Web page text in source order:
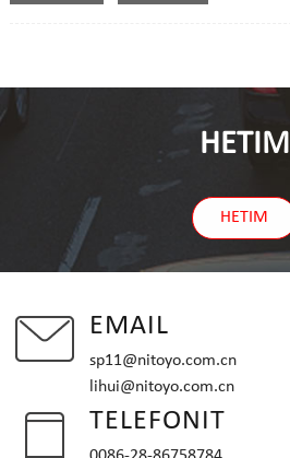
HETIM
HETIM
EMAIL
sp11@nitoyo.com.cn
lihui@nitoyo.com.cn
TELEFONIT